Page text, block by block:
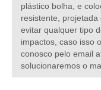
plástico bolha, e
resistente,
evitar qualquer tipo
impactos, caso isso
conosco pelo email
solucionaremos o